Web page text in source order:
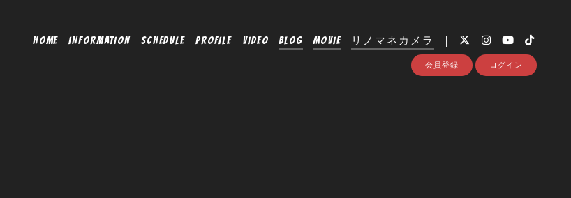
HOME INFORMATION SCHEDULE PROFILE VIDEO BLOG MOVIE リノマネカメラ
会員登録 ログイン